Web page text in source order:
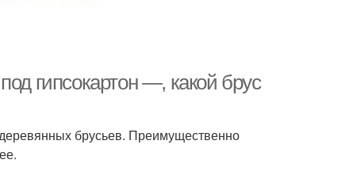
гипсокартон —, какой брус
брусьев. Преимущественно